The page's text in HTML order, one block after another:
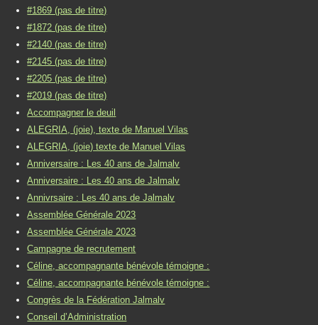
#1869 (pas de titre)
#1872 (pas de titre)
#2140 (pas de titre)
#2145 (pas de titre)
#2205 (pas de titre)
#2019 (pas de titre)
Accompagner le deuil
ALEGRIA, (joie), texte de Manuel Vilas
ALEGRIA, (joie) texte de Manuel Vilas
Anniversaire : Les 40 ans de Jalmalv
Anniversaire : Les 40 ans de Jalmalv
Annivrsaire : Les 40 ans de Jalmalv
Assemblée Générale 2023
Assemblée Générale 2023
Campagne de recrutement
Céline, accompagnante bénévole témoigne :
Céline, accompagnante bénévole témoigne :
Congrès de la Fédération Jalmalv
Conseil d’Administration